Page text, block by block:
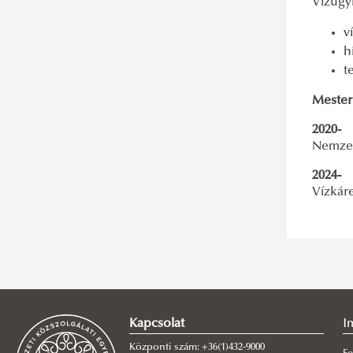
2020-
2024-
Kapcsolat
Központi szám: +36(1)432-9000